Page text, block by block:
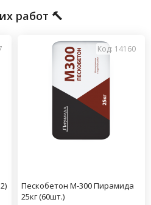
работ 🔨
Код: 14160
Пескобетон М-300 Пирамида
25кг (60шт.)